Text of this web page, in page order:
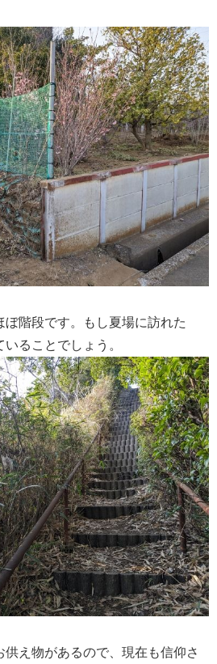
階段です。もし夏場に訪れた
ることでしょう。
え物があるので、現在も信仰さ